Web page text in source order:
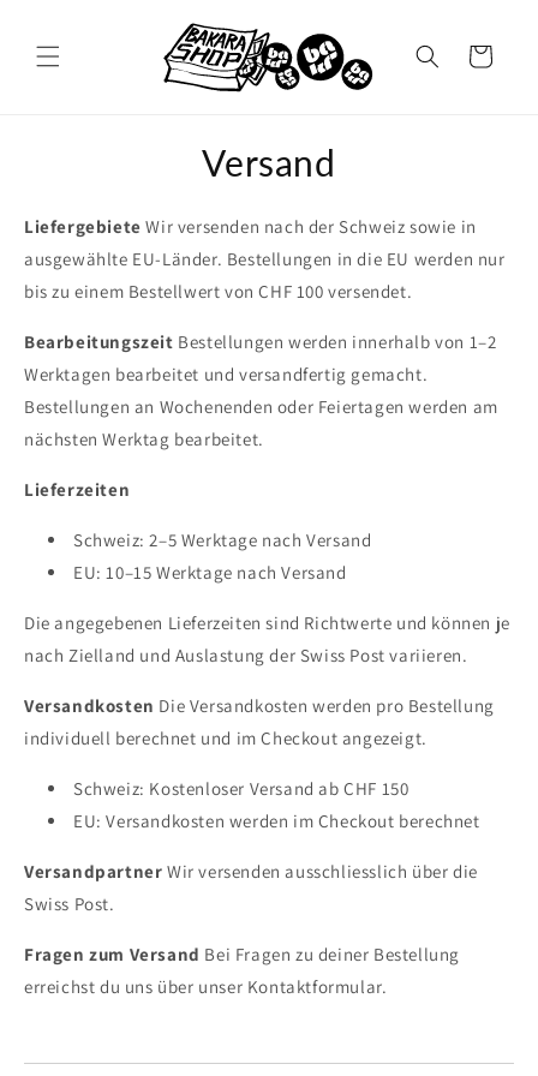
Inhalt
Warenkorb
Versand
Liefergebiete Wir versenden nach der Schweiz sowie in
ausgewählte EU-Länder. Bestellungen in die EU werden nur
bis zu einem Bestellwert von CHF 100 versendet.
Bearbeitungszeit Bestellungen werden innerhalb von 1–2
Werktagen bearbeitet und versandfertig gemacht.
Bestellungen an Wochenenden oder Feiertagen werden am
nächsten Werktag bearbeitet.
Lieferzeiten
Schweiz: 2–5 Werktage nach Versand
EU: 10–15 Werktage nach Versand
Die angegebenen Lieferzeiten sind Richtwerte und können je
nach Zielland und Auslastung der Swiss Post variieren.
Versandkosten Die Versandkosten werden pro Bestellung
individuell berechnet und im Checkout angezeigt.
Schweiz: Kostenloser Versand ab CHF 150
EU: Versandkosten werden im Checkout berechnet
Versandpartner Wir versenden ausschliesslich über die
Swiss Post.
Fragen zum Versand Bei Fragen zu deiner Bestellung
erreichst du uns über unser Kontaktformular.